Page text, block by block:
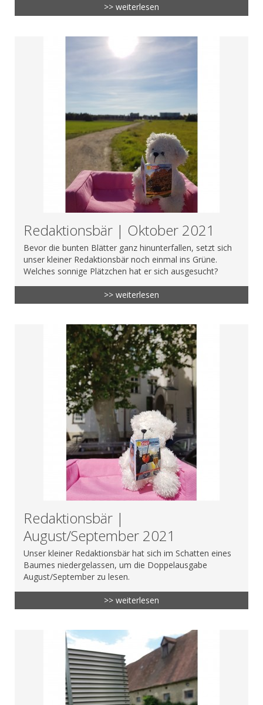
>> weiterlesen
Redaktionsbär | Oktober 2021
Bevor die bunten Blätter ganz hinunterfallen, setzt sich
unser kleiner Redaktionsbär noch einmal ins Grüne.
Welches sonnige Plätzchen hat er sich ausgesucht?
>> weiterlesen
Redaktionsbär |
August/September 2021
Unser kleiner Redaktionsbär hat sich im Schatten eines
Baumes niedergelassen, um die Doppelausgabe
August/September zu lesen.
>> weiterlesen